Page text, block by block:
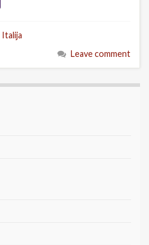
Italija
Leave comment